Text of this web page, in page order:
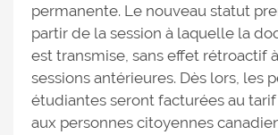
permanente. Le nouveau statut
partir de la session à laquelle la
est transmise, sans effet rétroactif
sessions antérieures. Dès lors, les
étudiantes seront facturées au
aux personnes citoyennes